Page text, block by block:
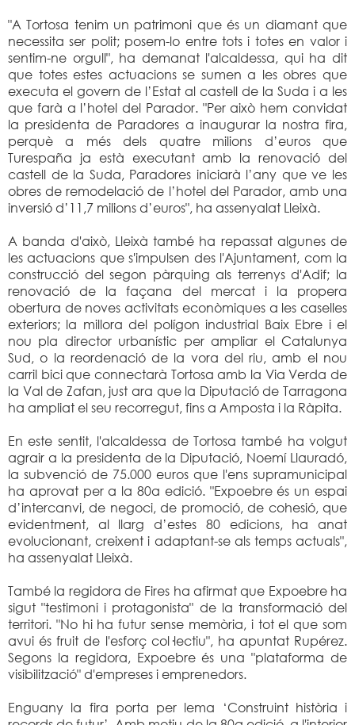
"A Tortosa tenim un patrimoni que és un diamant que
necessita ser polit; posem-lo entre tots i totes en valor i
sentim-ne orgull", ha demanat l'alcaldessa, qui ha dit
que totes estes actuacions se sumen a les obres que
executa el govern de l’Estat al castell de la Suda i a les
que farà a l’hotel del Parador. "Per això hem convidat
la presidenta de Paradores a inaugurar la nostra fira,
perquè a més dels quatre milions d’euros que
Turespaña ja està executant amb la renovació del
castell de la Suda, Paradores iniciarà l’any que ve les
obres de remodelació de l’hotel del Parador, amb una
inversió d’11,7 milions d’euros", ha assenyalat Lleixà.
A banda d'això, Lleixà també ha repassat algunes de
les actuacions que s'impulsen des l'Ajuntament, com la
construcció del segon pàrquing als terrenys d'Adif; la
renovació de la façana del mercat i la propera
obertura de noves activitats econòmiques a les caselles
exteriors; la millora del polígon industrial Baix Ebre i el
nou pla director urbanístic per ampliar el Catalunya
Sud, o la reordenació de la vora del riu, amb el nou
carril bici que connectarà Tortosa amb la Via Verda de
la Val de Zafan, just ara que la Diputació de Tarragona
ha ampliat el seu recorregut, fins a Amposta i la Ràpita.
En este sentit, l'alcaldessa de Tortosa també ha volgut
agrair a la presidenta de la Diputació, Noemí Llauradó,
la subvenció de 75.000 euros que l'ens supramunicipal
ha aprovat per a la 80a edició. "Expoebre és un espai
d’intercanvi, de negoci, de promoció, de cohesió, que
evidentment, al llarg d’estes 80 edicions, ha anat
evolucionant, creixent i adaptant-se als temps actuals",
ha assenyalat Lleixà.
També la regidora de Fires ha afirmat que Expoebre ha
sigut "testimoni i protagonista" de la transformació del
territori. "No hi ha futur sense memòria, i tot el que som
avui és fruit de l'esforç col·lectiu", ha apuntat Rupérez.
Segons la regidora, Expoebre és una "plataforma de
visibilització" d'empreses i emprenedors.
Enguany la fira porta per lema ‘Construint història i